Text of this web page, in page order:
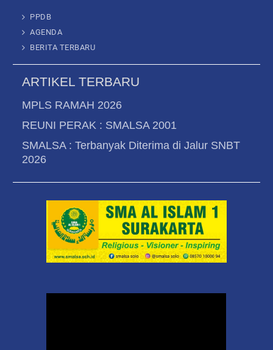
PPDB
AGENDA
BERITA TERBARU
ARTIKEL TERBARU
MPLS RAMAH 2026
REUNI PERAK : SMALSA 2001
SMALSA : Terbanyak Diterima di Jalur SNBT
2026